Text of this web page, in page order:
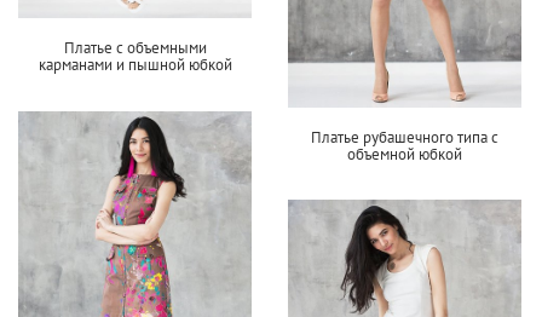
Платье с объемными
карманами и пышной юбкой
Платье рубашечного типа с
объемной юбкой